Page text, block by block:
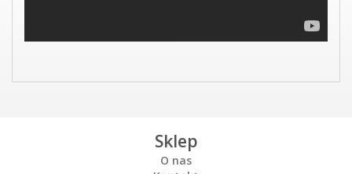
Sklep
O nas